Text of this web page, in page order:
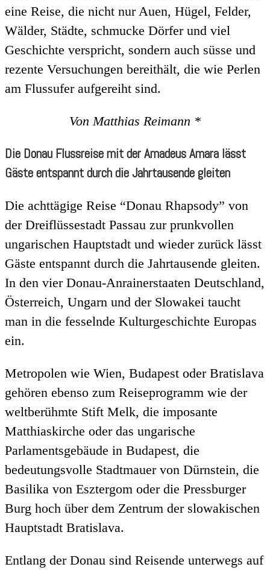
eine Reise, die nicht nur Auen, Hügel, Felder,
Wälder, Städte, schmucke Dörfer und viel
Geschichte verspricht, sondern auch süsse und
rezente Versuchungen bereithält, die wie Perlen
am Flussufer aufgereiht sind.
Von Matthias Reimann *
Die Donau Flussreise mit der Amadeus Amara lässt
Gäste entspannt durch die Jahrtausende gleiten
Die achttägige Reise “Donau Rhapsody” von
der Dreiflüssestadt Passau zur prunkvollen
ungarischen Hauptstadt und wieder zurück lässt
Gäste entspannt durch die Jahrtausende gleiten.
In den vier Donau-Anrainerstaaten Deutschland,
Österreich, Ungarn und der Slowakei taucht
man in die fesselnde Kulturgeschichte Europas
ein.
Metropolen wie Wien, Budapest oder Bratislava
gehören ebenso zum Reiseprogramm wie der
weltberühmte Stift Melk, die imposante
Matthiaskirche oder das ungarische
Parlamentsgebäude in Budapest, die
bedeutungsvolle Stadtmauer von Dürnstein, die
Basilika von Esztergom oder die Pressburger
Burg hoch über dem Zentrum der slowakischen
Hauptstadt Bratislava.
Entlang der Donau sind Reisende unterwegs auf